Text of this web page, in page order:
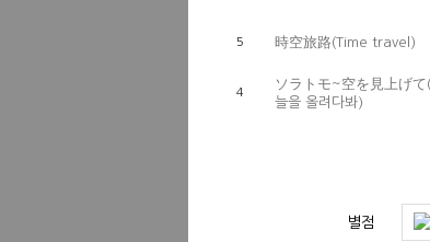
5 時空旅路(Time travel)
4
ソラトモ~空を見上げて
늘을 올려다봐)
별점